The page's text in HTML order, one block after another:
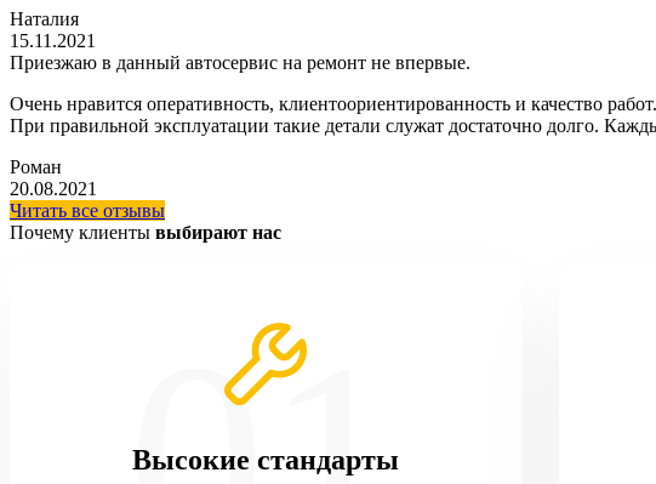
Наталия
15.11.2021
Приезжаю в данный автосервис на ремонт не впервые.
Очень нравится оперативность, клиентоориентированность и качество
При правильной эксплуатации такие детали служат достаточно долго.
Роман
20.08.2021
Читать все отзывы
Почему клиенты выбирают нас
Высокие стандарты